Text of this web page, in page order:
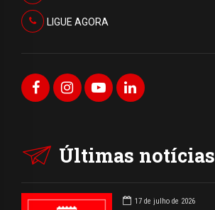
LIGUE AGORA
Últimas notícias
17 de julho de 2026